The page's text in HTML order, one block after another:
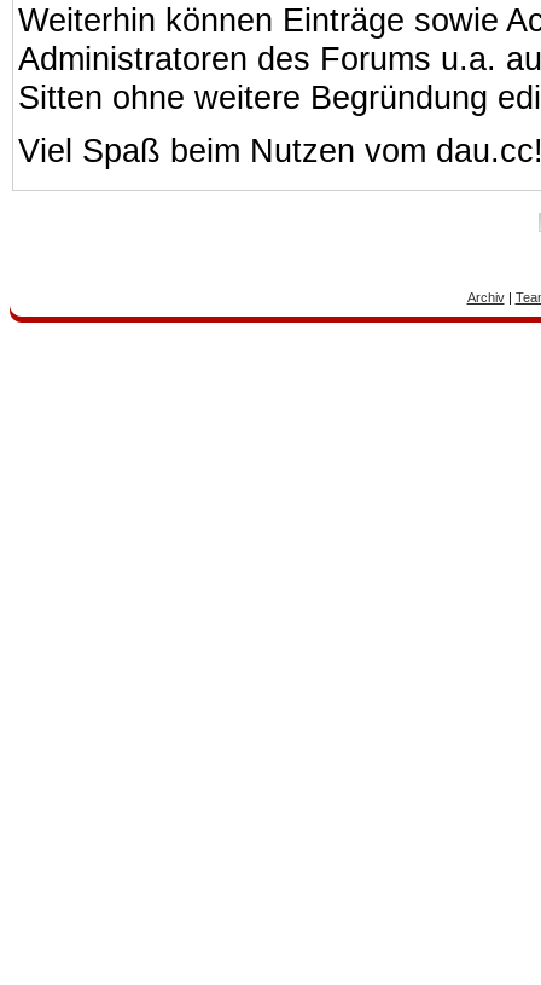
Weiterhin können Einträge sowie
Administratoren des Forums u.a.
Sitten ohne weitere Begründung
Viel Spaß beim Nutzen vom
Archiv|